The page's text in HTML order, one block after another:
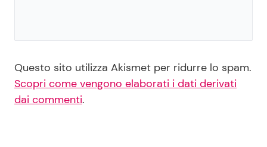
Questo sito utilizza Akismet per ridurre lo spam.
Scopri come vengono elaborati i dati derivati
dai commenti.